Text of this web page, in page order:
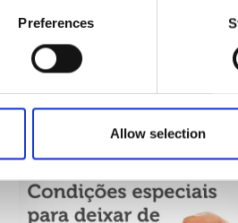
Preferences
Allow selection